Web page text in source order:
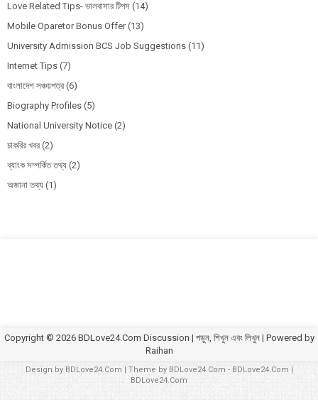
Love Related Tips- ভালবাসার টিপস (14)
Mobile Oparetor Bonus Offer (13)
University Admission BCS Job Suggestions (11)
Internet Tips (7)
বাংলাদেশ সঞ্চয়পত্র (6)
Biography Profiles (5)
National University Notice (2)
চাকরির খবর (2)
ব্যাংক সম্পর্কিত তথ্য (2)
অজানা তথ্য (1)
Copyright © 2026 BDLove24.Com Discussion | পড়ুন, শিখুন এবং লিখুন| Powered by
Raihan
Design by BDLove24.Com | Theme by BDLove24.Com - BDLove24.Com |
BDLove24.Com